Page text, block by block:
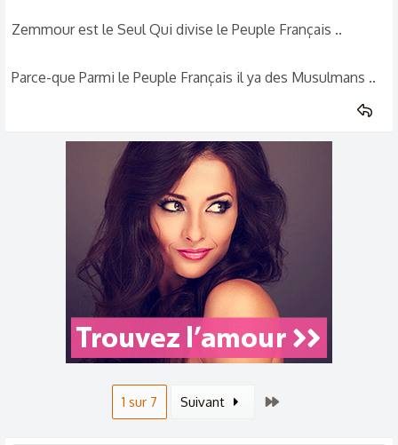
Zemmour est le Seul Qui divise le Peuple Français ..
Parce-que Parmi le Peuple Français il ya des Musulmans ..
1 sur 7 Suivant